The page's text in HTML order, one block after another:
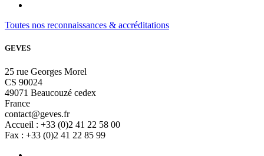
Toutes nos reconnaissances & accréditations
GEVES
25 rue Georges Morel
CS 90024
49071 Beaucouzé cedex
France
contact@geves.fr
Accueil : +33 (0)2 41 22 58 00
Fax : +33 (0)2 41 22 85 99